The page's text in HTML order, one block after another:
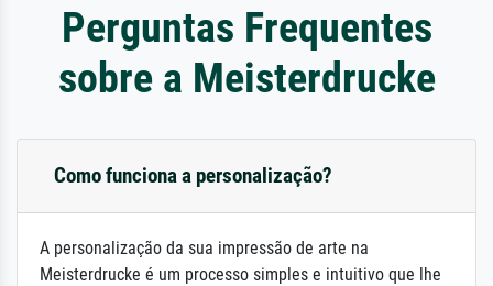
Perguntas Frequentes
sobre a Meisterdrucke
Como funciona a personalização?
A personalização da sua impressão de arte na
Meisterdrucke é um processo simples e intuitivo que lhe